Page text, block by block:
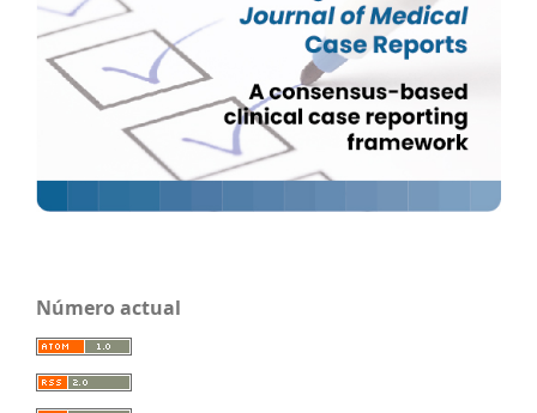
Número actual